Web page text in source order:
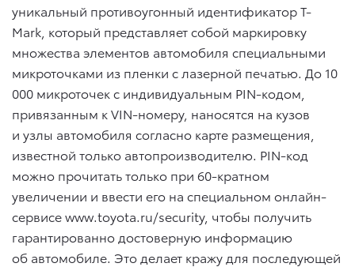
уникальный противоугонный идентификатор T-
Mark, который представляет собой маркировку
множества элементов автомобиля специальными
микроточками из пленки с лазерной печатью. До 10
000 микроточек с индивидуальным PIN-кодом,
привязанным к VIN-номеру, наносятся на кузов
и узлы автомобиля согласно карте размещения,
известной только автопроизводителю. PIN-код
можно прочитать только при 60-кратном
увеличении и ввести его на специальном онлайн-
сервисе www.toyota.ru/security, чтобы получить
гарантированно достоверную информацию
об автомобиле. Это делает кражу для последующей